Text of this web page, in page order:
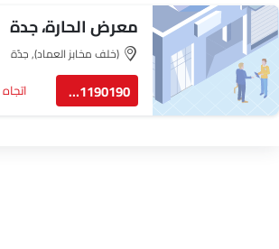
معرض الحارة، جدة
(خلف مخابز العماد), جدّة
8001190190 اتجاه